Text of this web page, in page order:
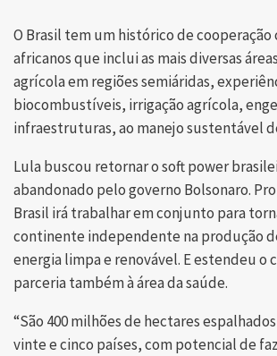
O Brasil tem um histórico de cooperação
africanos que inclui as mais diversas
agrícola em regiões semiáridas,
biocombustíveis, irrigação agrícola,
infraestruturas, ao manejo sustentável
Lula buscou retornar o soft power
abandonado pelo governo Bolsonaro.
Brasil irá trabalhar em conjunto para
continente independente na produção
energia limpa e renovável. E estendeu o
parceria também à área da saúde.
“São 400 milhões de hectares
vinte e cinco países, com potencial de